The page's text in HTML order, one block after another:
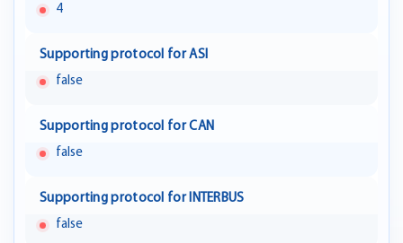
4
Supporting protocol for ASI
false
Supporting protocol for CAN
false
Supporting protocol for INTERBUS
false